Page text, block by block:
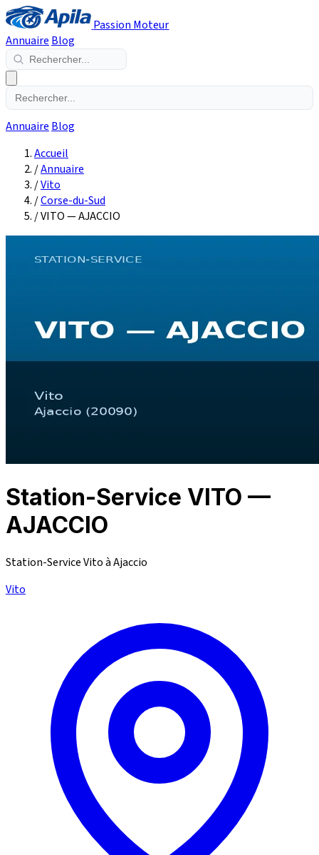
Passion Moteur
Annuaire Blog
Annuaire Blog
Accueil
/Annuaire
/Vito
/Corse-du-Sud
/VITO — AJACCIO
Station-Service VITO —
AJACCIO
Station-Service Vito à Ajaccio
Vito